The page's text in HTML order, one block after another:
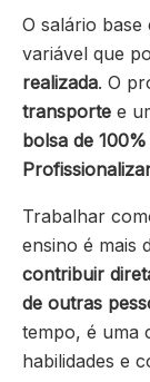
O salário base
variável que
realizada. O
transporte e
bolsa de
Trabalhar
ensino é mais
contribuir
de outras
tempo, é uma
habilidades e